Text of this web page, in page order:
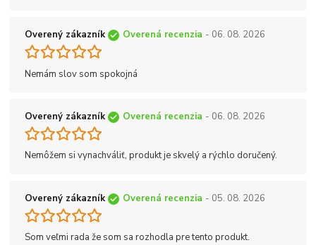
Overený zákazník Overená recenzia - 06. 08. 2026
Nemám slov som spokojná
Overený zákazník Overená recenzia - 06. 08. 2026
Nemôžem si vynachváliť, produkt je skvelý a rýchlo doručený.
Overený zákazník Overená recenzia - 05. 08. 2026
Som veľmi rada že som sa rozhodla pre tento produkt.